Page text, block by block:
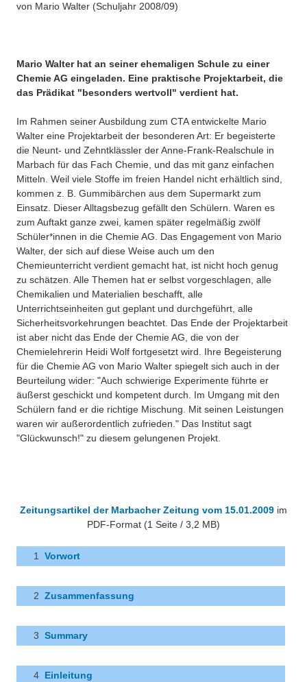
Eduthek
Nanotechnologie
Chemischer Index und Gewässergüte
Herbarium
Arzneipflanzen im Botanischen Garten Hohenheim
Perlonfasern
Suppenchemie
Experimente mit Oxi-Reinigern
Chemie im alten Ägypten
Videos unter dem Mikroskop
Projektarbeiten
Kupfer-Kreislauf
Chemie en miniature
Wettbewerb Umweltfreundlicher Chemieunterricht
Chemiewaffen
Supraleiter
Weihnachtsgalenik
von Mario Walter (Schuljahr 2008/09)
Mario Walter hat an seiner ehemaligen Schule zu einer
Chemie AG eingeladen. Eine praktische Projektarbeit, die
das Prädikat "besonders wertvoll" verdient hat.
Im Rahmen seiner Ausbildung zum CTA entwickelte Mario
Walter eine Projektarbeit der besonderen Art: Er begeisterte
die Neunt- und Zehntklässler der Anne-Frank-Realschule in
Marbach für das Fach Chemie, und das mit ganz einfachen
Mitteln. Weil viele Stoffe im freien Handel nicht erhältlich sind,
kommen z. B. Gummibärchen aus dem Supermarkt zum
Einsatz. Dieser Alltagsbezug gefällt den Schülern. Waren es
zum Auftakt ganze zwei, kamen später regelmäßig zwölf
Schüler*innen in die Chemie AG. Das Engagement von Mario
Walter, der sich auf diese Weise auch um den
Chemieunterricht verdient gemacht hat, ist nicht hoch genug
zu schätzen. Alle Themen hat er selbst vorgeschlagen, alle
Chemikalien und Materialien beschafft, alle
Unterrichtseinheiten gut geplant und durchgeführt, alle
Sicherheitsvorkehrungen beachtet. Das Ende der Projektarbeit
ist aber nicht das Ende der Chemie AG, die von der
Chemielehrerin Heidi Wolf fortgesetzt wird. Ihre Begeisterung
für die Chemie AG von Mario Walter spiegelt sich auch in der
Beurteilung wider: "Auch schwierige Experimente führte er
äußerst geschickt und kompetent durch. Im Umgang mit den
Schülern fand er die richtige Mischung. Mit seinen Leistungen
waren wir außerordentlich zufrieden." Das Institut sagt
"Glückwunsch!" zu diesem gelungenen Projekt.
Zeitungsartikel der Marbacher Zeitung vom 15.01.2009 im
PDF-Format (1 Seite / 3,2 MB)
1 Vorwort
2 Zusammenfassung
3 Summary
4 Einleitung